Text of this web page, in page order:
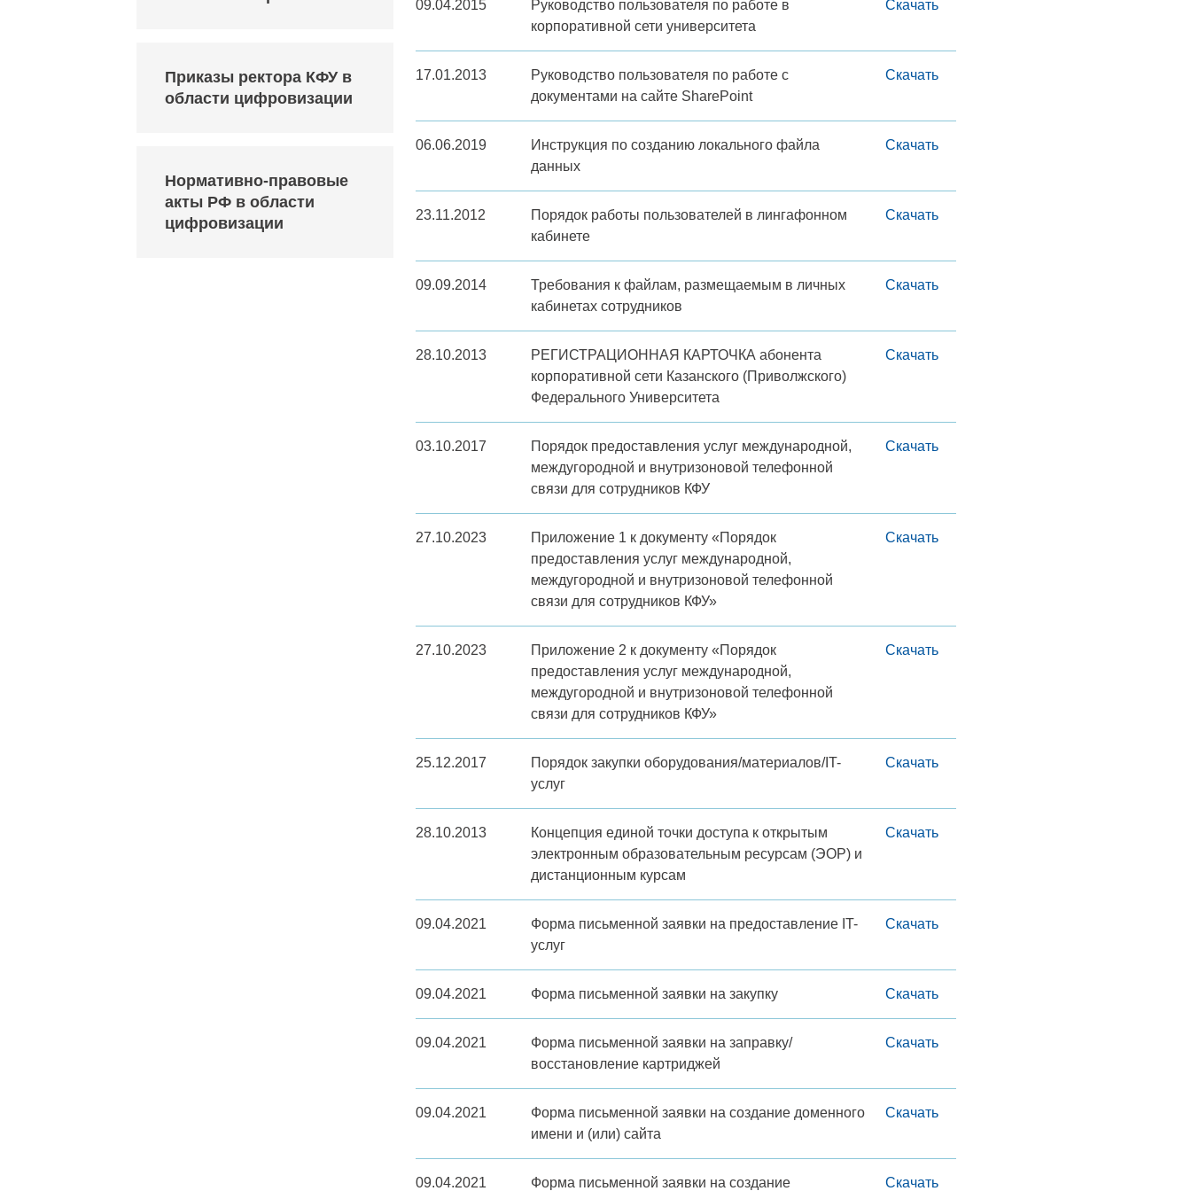
Приказы ректора КФУ в
области цифровизации
Нормативно-правовые
акты РФ в области
цифровизации
09.04.2015
Руководство пользователя по работе в
корпоративной сети университета
Скачать
17.01.2013
Руководство пользователя по работе с
документами на сайте SharePoint
Скачать
06.06.2019
Инструкция по созданию локального файла
данных
Скачать
23.11.2012
Порядок работы пользователей в лингафонном
кабинете
Скачать
09.09.2014
Требования к файлам, размещаемым в личных
кабинетах сотрудников
Скачать
28.10.2013
РЕГИСТРАЦИОННАЯ КАРТОЧКА абонента
корпоративной сети Казанского (Приволжского)
Федерального Университета
Скачать
03.10.2017
Порядок предоставления услуг международной,
междугородной и внутризоновой телефонной
связи для сотрудников КФУ
Скачать
27.10.2023
Приложение 1 к документу «Порядок
предоставления услуг международной,
междугородной и внутризоновой телефонной
связи для сотрудников КФУ»
Скачать
27.10.2023
Приложение 2 к документу «Порядок
предоставления услуг международной,
междугородной и внутризоновой телефонной
связи для сотрудников КФУ»
Скачать
25.12.2017
Порядок закупки оборудования/материалов/IT-
услуг
Скачать
28.10.2013
Концепция единой точки доступа к открытым
электронным образовательным ресурсам (ЭОР) и
дистанционным курсам
Скачать
09.04.2021
Форма письменной заявки на предоставление IT-
услуг
Скачать
09.04.2021 Форма письменной заявки на закупку Скачать
09.04.2021
Форма письменной заявки на заправку/
восстановление картриджей
Скачать
09.04.2021
Форма письменной заявки на создание доменного
имени и (или) сайта
Скачать
09.04.2021 Форма письменной заявки на создание Скачать